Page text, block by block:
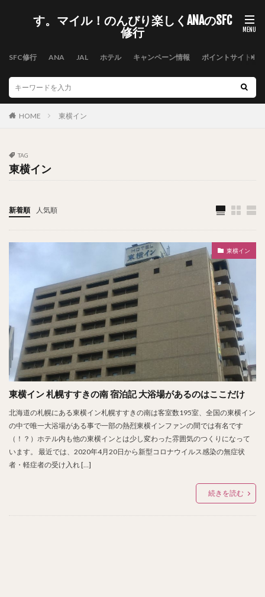
す。マイル！のんびり楽しくANAのSFC
修行
SFC修行 ANA JAL ホテル キャンペーン情報 ポイントサイト
HOME 東横イン
TAG
東横イン
新着順 人気順
東横イン
東横イン 札幌すすきの南 宿泊記 大浴場があるのはここだけ
北海道の札幌にある東横イン札幌すすきの南は客室数195室、全国の東横イン
の中で唯一大浴場がある事で一部の熱烈東横インファンの間では有名です
（！？）ホテル内も他の東横インとは少し変わった雰囲気のつくりになって
います。 最近では、2020年4月20日から新型コロナウイルス感染の無症状
者・軽症者の受け入れ […]
続きを読む